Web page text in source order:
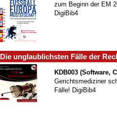
zum Beginn der EM
DigiBib4
Die unglaublichsten Fälle der
KDB003 (Software,
Gerichtsmediziner
Fälle! DigiBib4